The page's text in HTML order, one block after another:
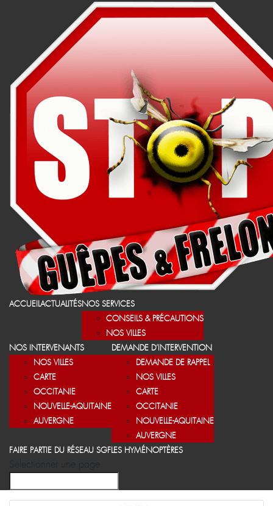
ACCUEILACTUALITÉSNOS SERVICES
CONSEILS & PRÉCAUTIONS
NOS VILLES
NOS INTERVENANTS
NOS VILLES
CARTE
OCCITANIE
NOUVELLE-AQUITAINE
AUVERGNE
DEMANDE D’INTERVENTION
DEMANDE DE RAPPEL
NOS VILLES
CARTE
OCCITANIE
NOUVELLE-AQUITAINE
AUVERGNE
FAIRE PARTIE DU RÉSEAU SGFLES HYMÉNOPTÈRES